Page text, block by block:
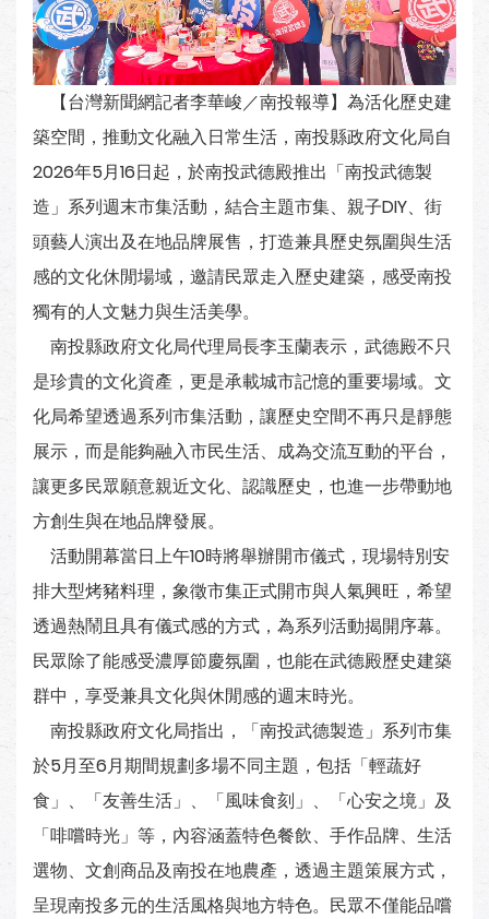
【台灣新聞網記者李華峻／南投報導】為活化歷史建
築空間，推動文化融入日常生活，南投縣政府文化局自
2026年5月16日起，於南投武德殿推出「南投武德製
造」系列週末市集活動，結合主題市集、親子DIY、街
頭藝人演出及在地品牌展售，打造兼具歷史氛圍與生活
感的文化休閒場域，邀請民眾走入歷史建築，感受南投
獨有的人文魅力與生活美學。
南投縣政府文化局代理局長李玉蘭表示，武德殿不只
是珍貴的文化資產，更是承載城市記憶的重要場域。文
化局希望透過系列市集活動，讓歷史空間不再只是靜態
展示，而是能夠融入市民生活、成為交流互動的平台，
讓更多民眾願意親近文化、認識歷史，也進一步帶動地
方創生與在地品牌發展。
活動開幕當日上午10時將舉辦開市儀式，現場特別安
排大型烤豬料理，象徵市集正式開市與人氣興旺，希望
透過熱鬧且具有儀式感的方式，為系列活動揭開序幕。
民眾除了能感受濃厚節慶氛圍，也能在武德殿歷史建築
群中，享受兼具文化與休閒感的週末時光。
南投縣政府文化局指出，「南投武德製造」系列市集
於5月至6月期間規劃多場不同主題，包括「輕蔬好
食」、「友善生活」、「風味食刻」、「心安之境」及
「啡嚐時光」等，內容涵蓋特色餐飲、手作品牌、生活
選物、文創商品及南投在地農產，透過主題策展方式，
呈現南投多元的生活風格與地方特色。民眾不僅能品嚐